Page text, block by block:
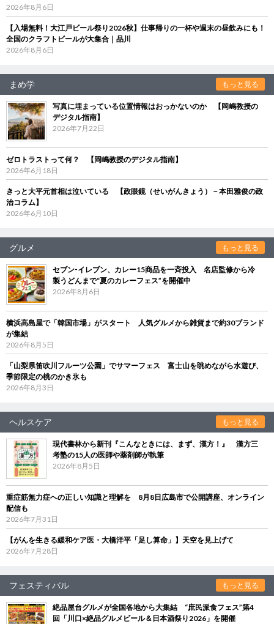
2026年8月6日
【入場無料！大江戸ビール祭り2026秋】仕事帰りの一杯や週末の昼飲みにも！
全国のクラフトビールが大集合｜品川
2026年8月6日
まめ学 もっと見る
写真に埋まっている位置情報はおっかないのか 【岡嶋教授の
デジタル指南】
2026年7月22日
ゼロトラストって何？ 【岡嶋教授のデジタル指南】
2026年6月18日
きっと大平元首相は泣いている 【政眼鏡（せいがんきょう）－本田雅俊の政
治コラム】
2026年6月10日
グルメ もっと見る
セブン‐イレブン、カレー15商品を一斉投入 名店監修から冷
製うどんまで“夏のカレーフェス”を開催中
2026年8月6日
横浜高島屋で「韓国市場」がスタート 人気グルメから雑貨まで約30ブランド
が集結
2026年8月5日
「山梨県笛吹川フルーツ公園」でサマーフェス 富士山を眺めながら水遊び、
季節限定の桃のかき氷も
2026年8月3日
ヘルスケア もっと見る
現代書林から新刊『こんなときには、まず、漢方！』 漢方三
考塾の15人の医師や薬剤師が執筆
2026年8月5日
重症筋無力症への正しい知識と理解を 8月8日広島市で公開講座、オンライン
配信も
2026年7月31日
【がんを生きる緩和ケア医・大橋洋平「足し算命」】天空を見上げて
2026年7月28日
フェスティバル もっと見る
絶品屋台グルメが全国各地から大集結 “庶民派食フェス”第4
回「川口×絶品グルメビール＆日本酒祭り2026」を開催